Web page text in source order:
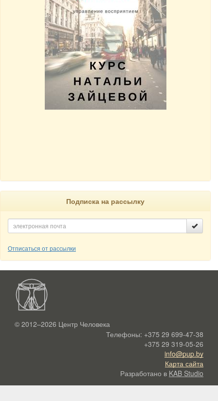
Подписка на рассылку
Отписаться от рассылки
© 2012–2026 Центр Человека
Телефоны: +375 29 699-47-38
+375 29 319-05-26
info@pup.by
Карта сайта
Разработано в KAB Studio